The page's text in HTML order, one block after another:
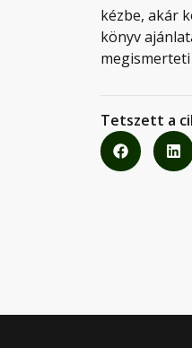
kézbe, akár
könyv
Tetszett a